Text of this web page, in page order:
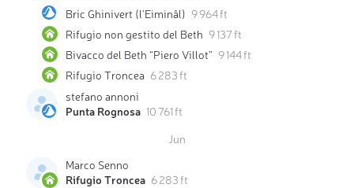
Bric Ghinivert (l'Eiminâl) 9 964 ft
Rifugio non gestito del Beth 9 137 ft
Bivacco del Beth “Piero Villot” 9 144 ft
Rifugio Troncea 6 283 ft
stefano annoni
Punta Rognosa 10 761 ft
Jun
Marco Senno
Rifugio Troncea 6 283 ft